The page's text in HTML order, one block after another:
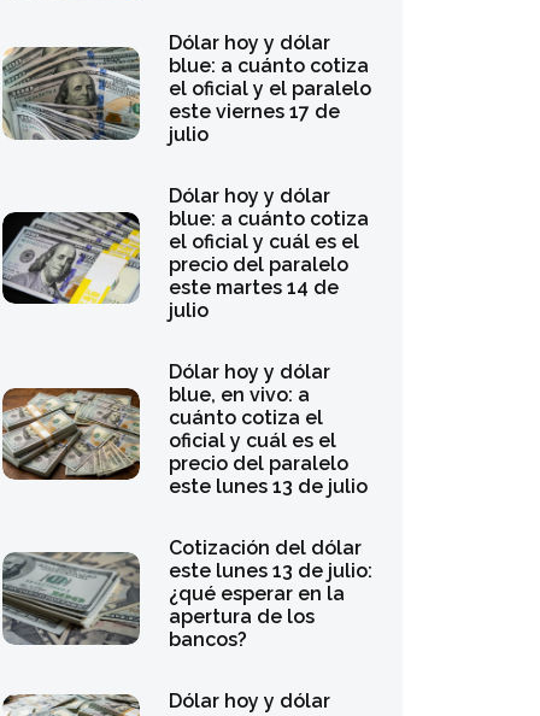
Dólar hoy y dólar
blue: a cuánto cotiza
el oficial y el paralelo
este viernes 17 de
julio
Dólar hoy y dólar
blue: a cuánto cotiza
el oficial y cuál es el
precio del paralelo
este martes 14 de
julio
Dólar hoy y dólar
blue, en vivo: a
cuánto cotiza el
oficial y cuál es el
precio del paralelo
este lunes 13 de julio
Cotización del dólar
este lunes 13 de julio:
¿qué esperar en la
apertura de los
bancos?
Dólar hoy y dólar